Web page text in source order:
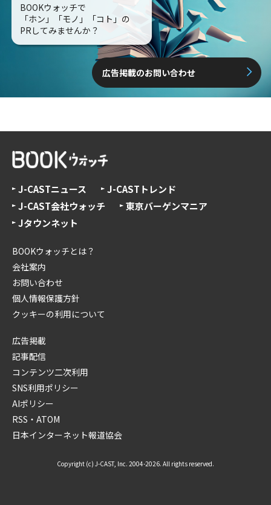
BOOKウォッチで
「ホン」「モノ」「コト」の
PRしてみませんか？
広告掲載のお問い合わせ
J-CASTニュース
J-CASTトレンド
J-CAST会社ウォッチ
東京バーゲンマニア
Jタウンネット
BOOKウォッチとは？
会社案内
お問い合わせ
個人情報保護方針
クッキーの利用について
広告掲載
記事配信
コンテンツ二次利用
SNS利用ポリシー
AIポリシー
RSS・ATOM
日本インターネット報道協会
Copyright (c) J-CAST, Inc. 2004-2026. All rights reserved.